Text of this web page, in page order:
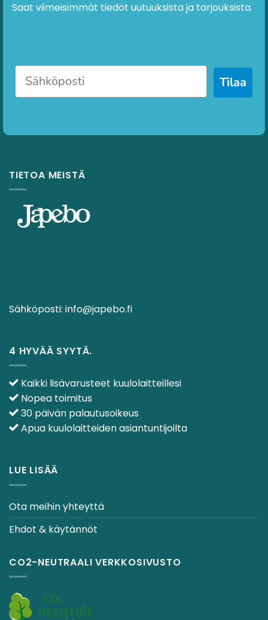
Saat viimeisimmät tiedot uutuuksista ja tarjouksista.
Tilaa
TIETOA MEISTÄ
Sähköposti: info@japebo.fi
4 HYVÄÄ SYYTÄ.
Kaikki lisävarusteet kuulolaitteillesi
Nopea toimitus
30 päivän palautusoikeus
Apua kuulolaitteiden asiantuntijoilta
LUE LISÄÄ
Ota meihin yhteyttä
Ehdot & käytännöt
CO2-NEUTRAALI VERKKOSIVUSTO